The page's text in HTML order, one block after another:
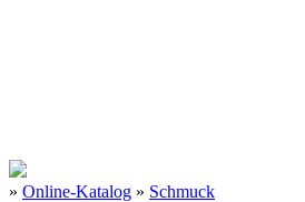
» Online-Katalog » Schmuck